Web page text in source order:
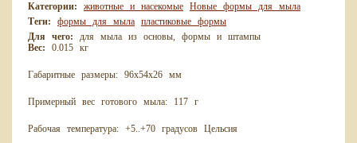
Категории: животные и насекомые Новые формы для мыла
Теги:
формы для мыла пластиковые формы
Для чего:
для мыла из основы, формы и штампы
Вес:
0.015 кг
Габаритные размеры: 96х54х26 мм
Примерный вес готового мыла: 117 г
Рабочая температура: +5..+70 градусов Цельсия